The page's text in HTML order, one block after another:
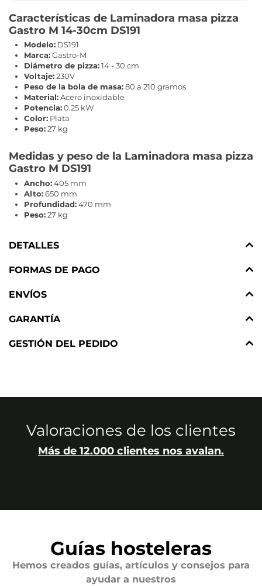
Características de Laminadora masa pizza
Gastro M 14-30cm DS191
Modelo: DS191
Marca:Gastro-M
Diámetro de pizza:14 - 30 cm
Voltaje:230V
Peso de la bola de masa:80 a 210 gramos
Material:Acero inoxidable
Potencia:0.25 kW
Color: Plata
Peso:27 kg
Medidas y peso de la Laminadora masa pizza
Gastro M DS191
Ancho:405 mm
Alto:650 mm
Profundidad:470 mm
Peso:27 kg
DETALLES
FORMAS DE PAGO
ENVÍOS
GARANTÍA
GESTIÓN DEL PEDIDO
Valoraciones de los clientes
Más de 12.000 clientes nos avalan.
Guías hosteleras
Hemos creados guías, artículos y consejos para
ayudar a nuestros